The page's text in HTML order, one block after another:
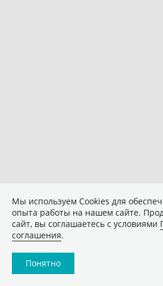
Мы используем Сookies для
опыта работы на нашем сайте.
сайт, вы соглашаетесь с условиями
соглашения.
Понятно